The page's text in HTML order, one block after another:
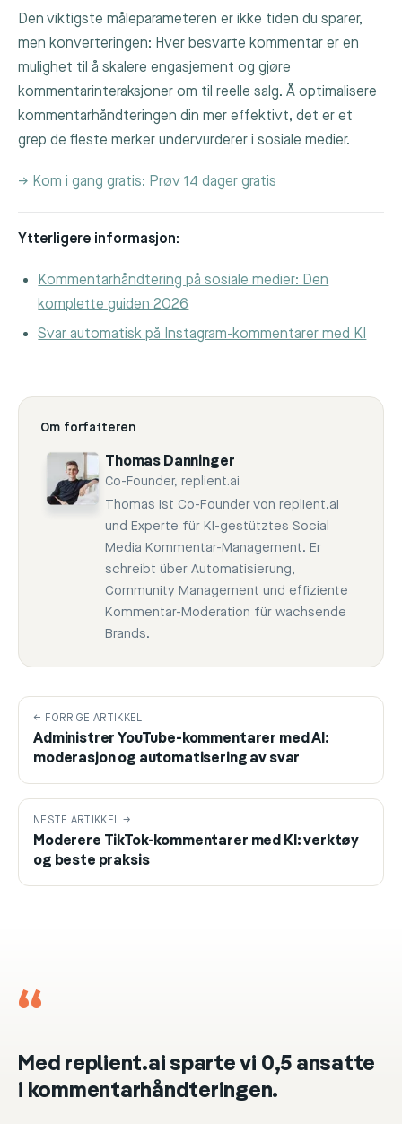
Den viktigste måleparameteren er ikke tiden du sparer,
men konverteringen: Hver besvarte kommentar er en
mulighet til å skalere engasjement og gjøre
kommentarinteraksjoner om til reelle salg. Å optimalisere
kommentarhåndteringen din mer effektivt, det er et
grep de fleste merker undervurderer i sosiale medier.
→ Kom i gang gratis: Prøv 14 dager gratis
Ytterligere informasjon:
Kommentarhåndtering på sosiale medier: Den
komplette guiden 2026
Svar automatisk på Instagram-kommentarer med KI
Om forfatteren
Thomas Danninger
Co-Founder, replient.ai
Thomas ist Co-Founder von replient.ai
und Experte für KI-gestütztes Social
Media Kommentar-Management. Er
schreibt über Automatisierung,
Community Management und effiziente
Kommentar-Moderation für wachsende
Brands.
← FORRIGE ARTIKKEL
Administrer YouTube-kommentarer med AI:
moderasjon og automatisering av svar
NESTE ARTIKKEL →
Moderere TikTok-kommentarer med KI: verktøy
og beste praksis
“
Med replient.ai sparte vi 0,5 ansatte
i kommentarhåndteringen.